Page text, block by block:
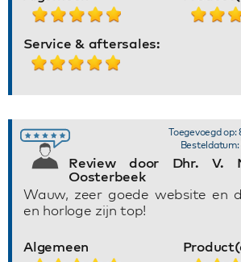
Service & aftersales:
Review door Dhr. V.
Oosterbeek
Toegevoegd
Wauw, zeer goede website en
en horloge zijn top!
Algemeen